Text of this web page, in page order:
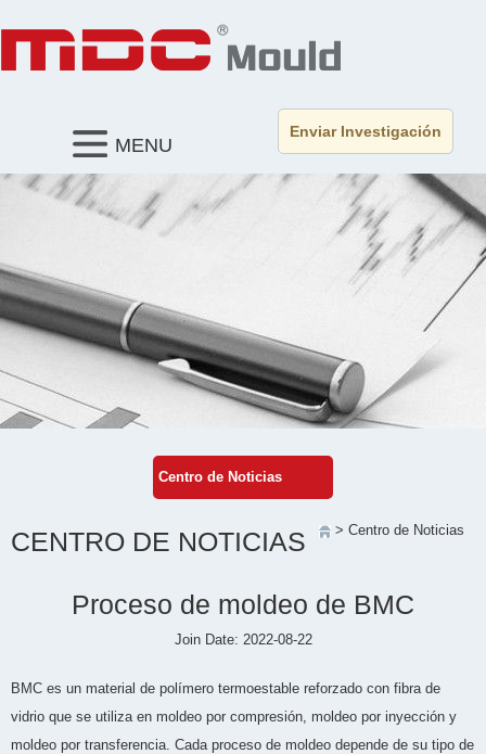
Enviar Investigación
MENU
Centro de Noticias
CENTRO DE NOTICIAS > Centro de Noticias
Proceso de moldeo de BMC
Join Date: 2022-08-22
BMC es un material de polímero termoestable reforzado con fibra de
vidrio que se utiliza en moldeo por compresión, moldeo por inyección y
moldeo por transferencia. Cada proceso de moldeo depende de su tipo de